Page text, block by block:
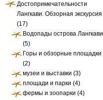
Достопримечательности
Лангкави. Обзорная экскурсия
(17)
Водопады острова Лангкави
(5)
Горы и обзорные площадки
(2)
музеи и выставки (3)
площади и парки (4)
фермы и зоопарки (4)